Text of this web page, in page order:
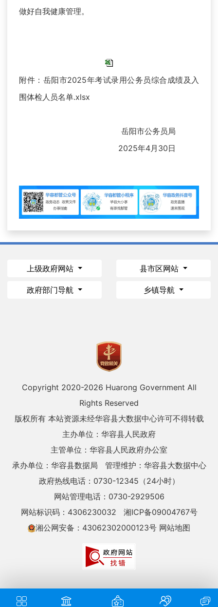
做好自我健康管理。
附件：岳阳市2025年考试录用公务员综合成绩及入
围体检人员名单.xlsx
岳阳市公务员局
2025年4月30日
上级政府网站 县市区网站
政府部门导航 乡镇导航
Copyright 2020-2026 Huarong Government All
Rights Reserved
版权所有 本站资源未经华容县大数据中心许可不得转载
主办单位：华容县人民政府
主管单位：华容县人民政府办公室
承办单位：华容县数据局
管理维护：华容县大数据中心
政府热线电话：0730-12345（24小时）
网站管理电话：0730-2929506
网站标识码：4306230032
湘ICP备09004767号
湘公网安备：43062302000123号 网站地图